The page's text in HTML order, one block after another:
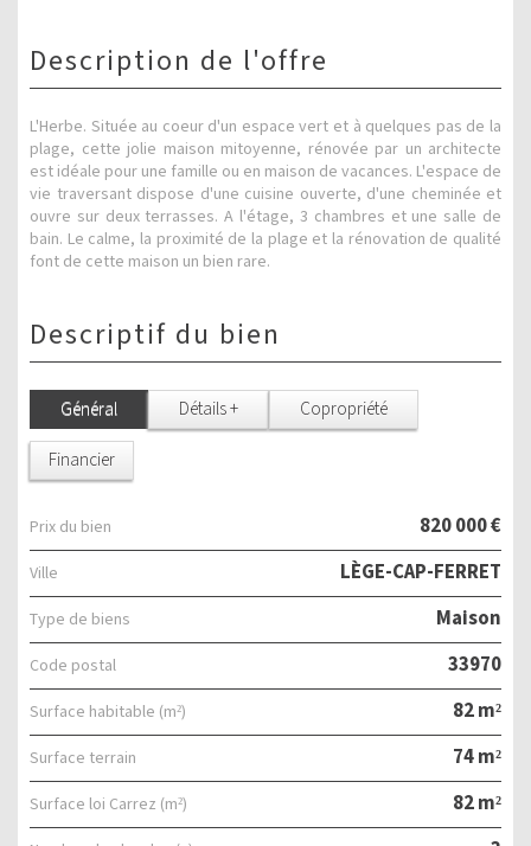
description de l'offre
L'Herbe. Située au coeur d'un espace vert et à quelques pas de la
plage, cette jolie maison mitoyenne, rénovée par un architecte
est idéale pour une famille ou en maison de vacances. L'espace de
vie traversant dispose d'une cuisine ouverte, d'une cheminée et
ouvre sur deux terrasses. A l'étage, 3 chambres et une salle de
bain. Le calme, la proximité de la plage et la rénovation de qualité
font de cette maison un bien rare.
descriptif du bien
Général Détails + Copropriété
Financier
Prix du bien 820 000 €
Ville LÈGE-CAP-FERRET
Type de biens Maison
Code postal 33970
Surface habitable (m²) 82 m²
surface terrain 74 m²
Surface loi Carrez (m²) 82 m²